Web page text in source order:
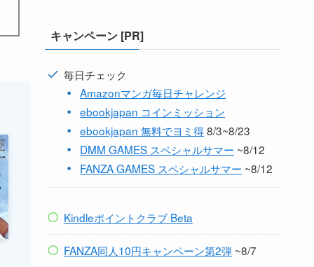
キャンペーン [PR]
毎日チェック
Amazonマンガ毎日チャレンジ
ebookjapan コインミッション
ebookjapan 無料でヨミ得8/3~8/23
DMM GAMES スペシャルサマー ~8/12
FANZA GAMES スペシャルサマー ~8/12
Kindleポイントクラブ Beta
FANZA同人10円キャンペーン第2弾~8/7